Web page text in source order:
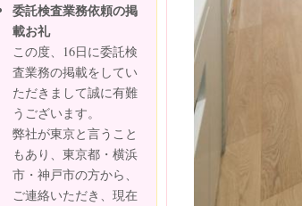
委託検査業務依頼の掲
載お礼
この度、16日に委託検
査業務の掲載をしてい
ただきまして誠に有難
うございます。
弊社が東京と言うこと
もあり、東京都・横浜
市・神戸市の方から、
ご連絡いただき、現在